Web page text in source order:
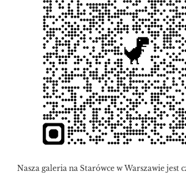
Nasza galeria na Starówce w Warszawie jest